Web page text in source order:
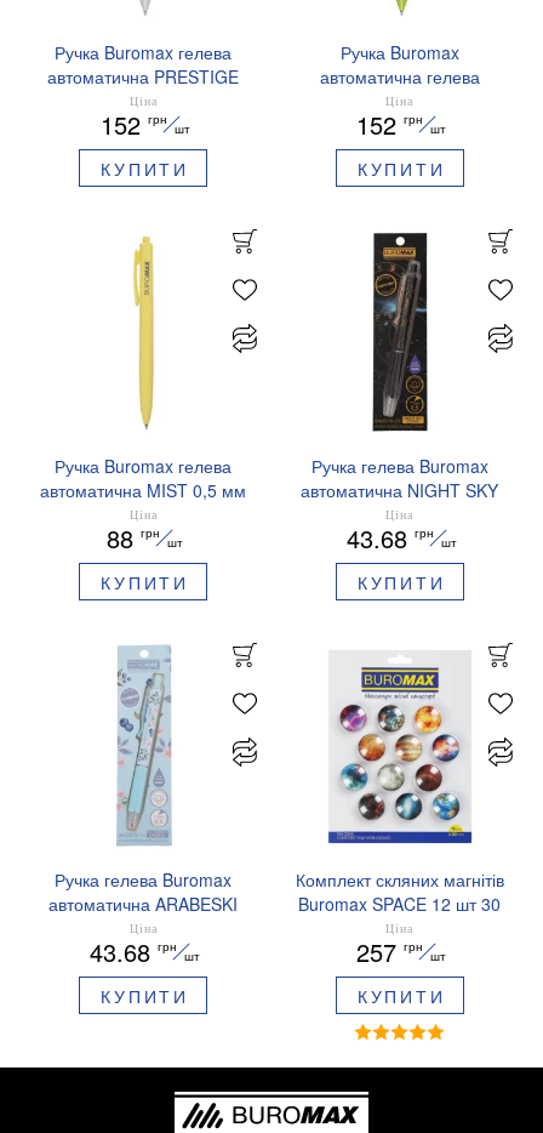
Ручка Buromax гелева
автоматична PRESTIGE
SILVER 0,5 мм сині
чорнила BM.83102
Ціна
152 грн
шт
КУПИТИ
Ручка Buromax
автоматична гелева
PRESTIGE GOLD 0,5 мм
сині чорнила BM.83101
Ціна
152 грн
шт
КУПИТИ
Ручка Buromax гелева
автоматична MIST 0,5 мм
сині чорнила BM.83103
Ціна
88 грн
шт
КУПИТИ
Ручка гелева Buromax
автоматична NIGHT SKY
ZODIAC 0.5 мм
ароматизований грип синє
чорнило BM.8379-01
Ціна
43.68 грн
шт
КУПИТИ
Ручка гелева Buromax
автоматична ARABESKI
0.5 мм ароматизований
грип синє чорнило в
блістері BM.8379-02
Ціна
43.68 грн
шт
КУПИТИ
Комплект скляних магнітів
Buromax SPACE 12 шт 30
мм BM.0048
Ціна
257 грн
шт
КУПИТИ